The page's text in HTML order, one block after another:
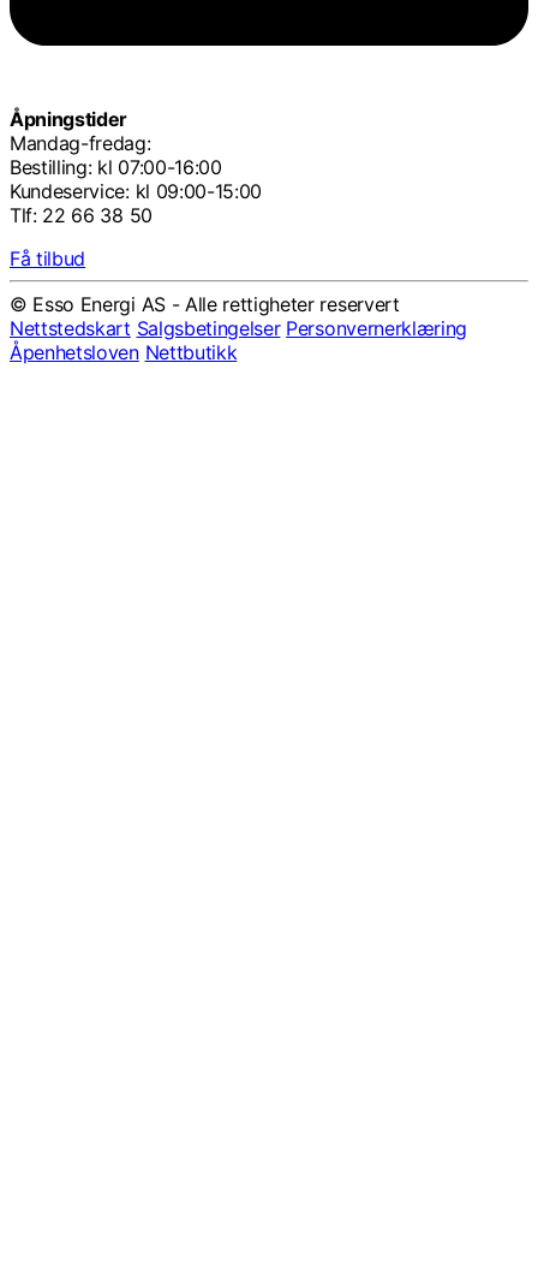
Åpningstider
Mandag-fredag:
Bestilling: kl 07:00-16:00
Kundeservice: kl 09:00-15:00
Tlf: 22 66 38 50
Få tilbud
© Esso Energi AS - Alle rettigheter reservert
Nettstedskart Salgsbetingelser Personvernerklæring
Åpenhetsloven Nettbutikk